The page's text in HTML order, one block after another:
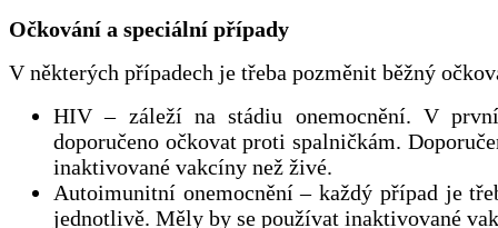
Očkování a speciální případy
V některých případech je třeba pozměnit běžný
HIV – záleží na stádiu onemocnění. V
doporučeno očkovat proti spalničkám.
inaktivované vakcíny než živé.
Autoimunitní onemocnění – každý případ je
jednotlivě. Měly by se používat inaktivované